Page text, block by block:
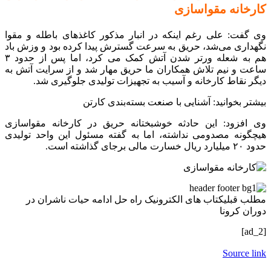
کارخانه مقواسازی
وی گفت: علی رغم اینکه در انبار مذکور کاغذ‌های باطله و مقوا
نگهداری می‌شد، حریق به سرعت گسترش پیدا کرده بود و وزش باد
هم به شعله ور‌تر شدن آتش کمک می‌ کرد، اما پس از حدود ۳
ساعت و نیم تلاش همکاران ما حریق مهار شد و از سرایت آتش به
دیگر نقاط کارخانه و آسیب به تجهیزات تولیدی جلوگیری شد.
بیشتر بخوانید: آشنایی با صنعت بسته‌بندی کارتن
وی افزود: این حادثه خوشبختانه حریق در کارخانه مقواسازی
هیچگونه مصدومی نداشته، اما به گفته مسئول این واحد تولیدی
حدود ۲۰ میلیارد ریال خسارت مالی برجای گذاشته است.
مطلب قبلیکتاب های الکترونیک راه حل ادامه حیات ناشران در
دوران کرونا
[ad_2]
Source link